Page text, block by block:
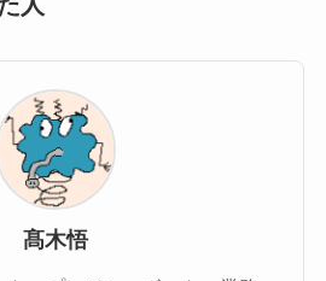
髙木悟